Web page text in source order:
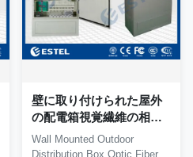
壁に取り付けられた屋外
の配電箱視覚繊維の相互
接続キャビネット
Wall Mounted Outdoor
Distribution Box Optic Fiber